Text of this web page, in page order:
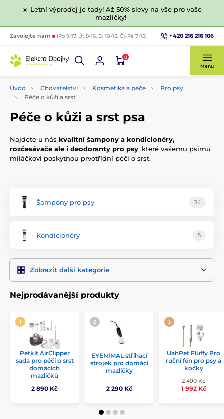
☀️ Letní výprodej je tady! Až 50% slevy na vše pro vaše
mazlíčky!
Zavolejte nám (Po 9-17, Út 8-16, St 10-18, Čt-Pá 7-15) +420 216 216 106
0
Menu
Úvod Chovatelství Kosmetika a péče
Pro psy
Péče o kůži a srst
Péče o kůži a srst psa
Najdete u nás kvalitní šampony a kondicionéry,
rozčesávače ale i deodoranty pro psy, které vašemu psímu
miláčkovi poskytnou prvotřídní péči o srst.
Šampóny pro psy 34
Kondicionéry 5
Zobrazit další kategorie
Nejprodávanější produkty
Petkit AirClipper
sada pro péči o srst
domácích
mazlíčků
2 890 Kč
EYENIMAL stříhací
strojek pro domácí
mazlíčky
2 290 Kč
UahPet Fluffy Pro
ruční fén pro psy a
kočky
2 490 Kč
1 992 Kč